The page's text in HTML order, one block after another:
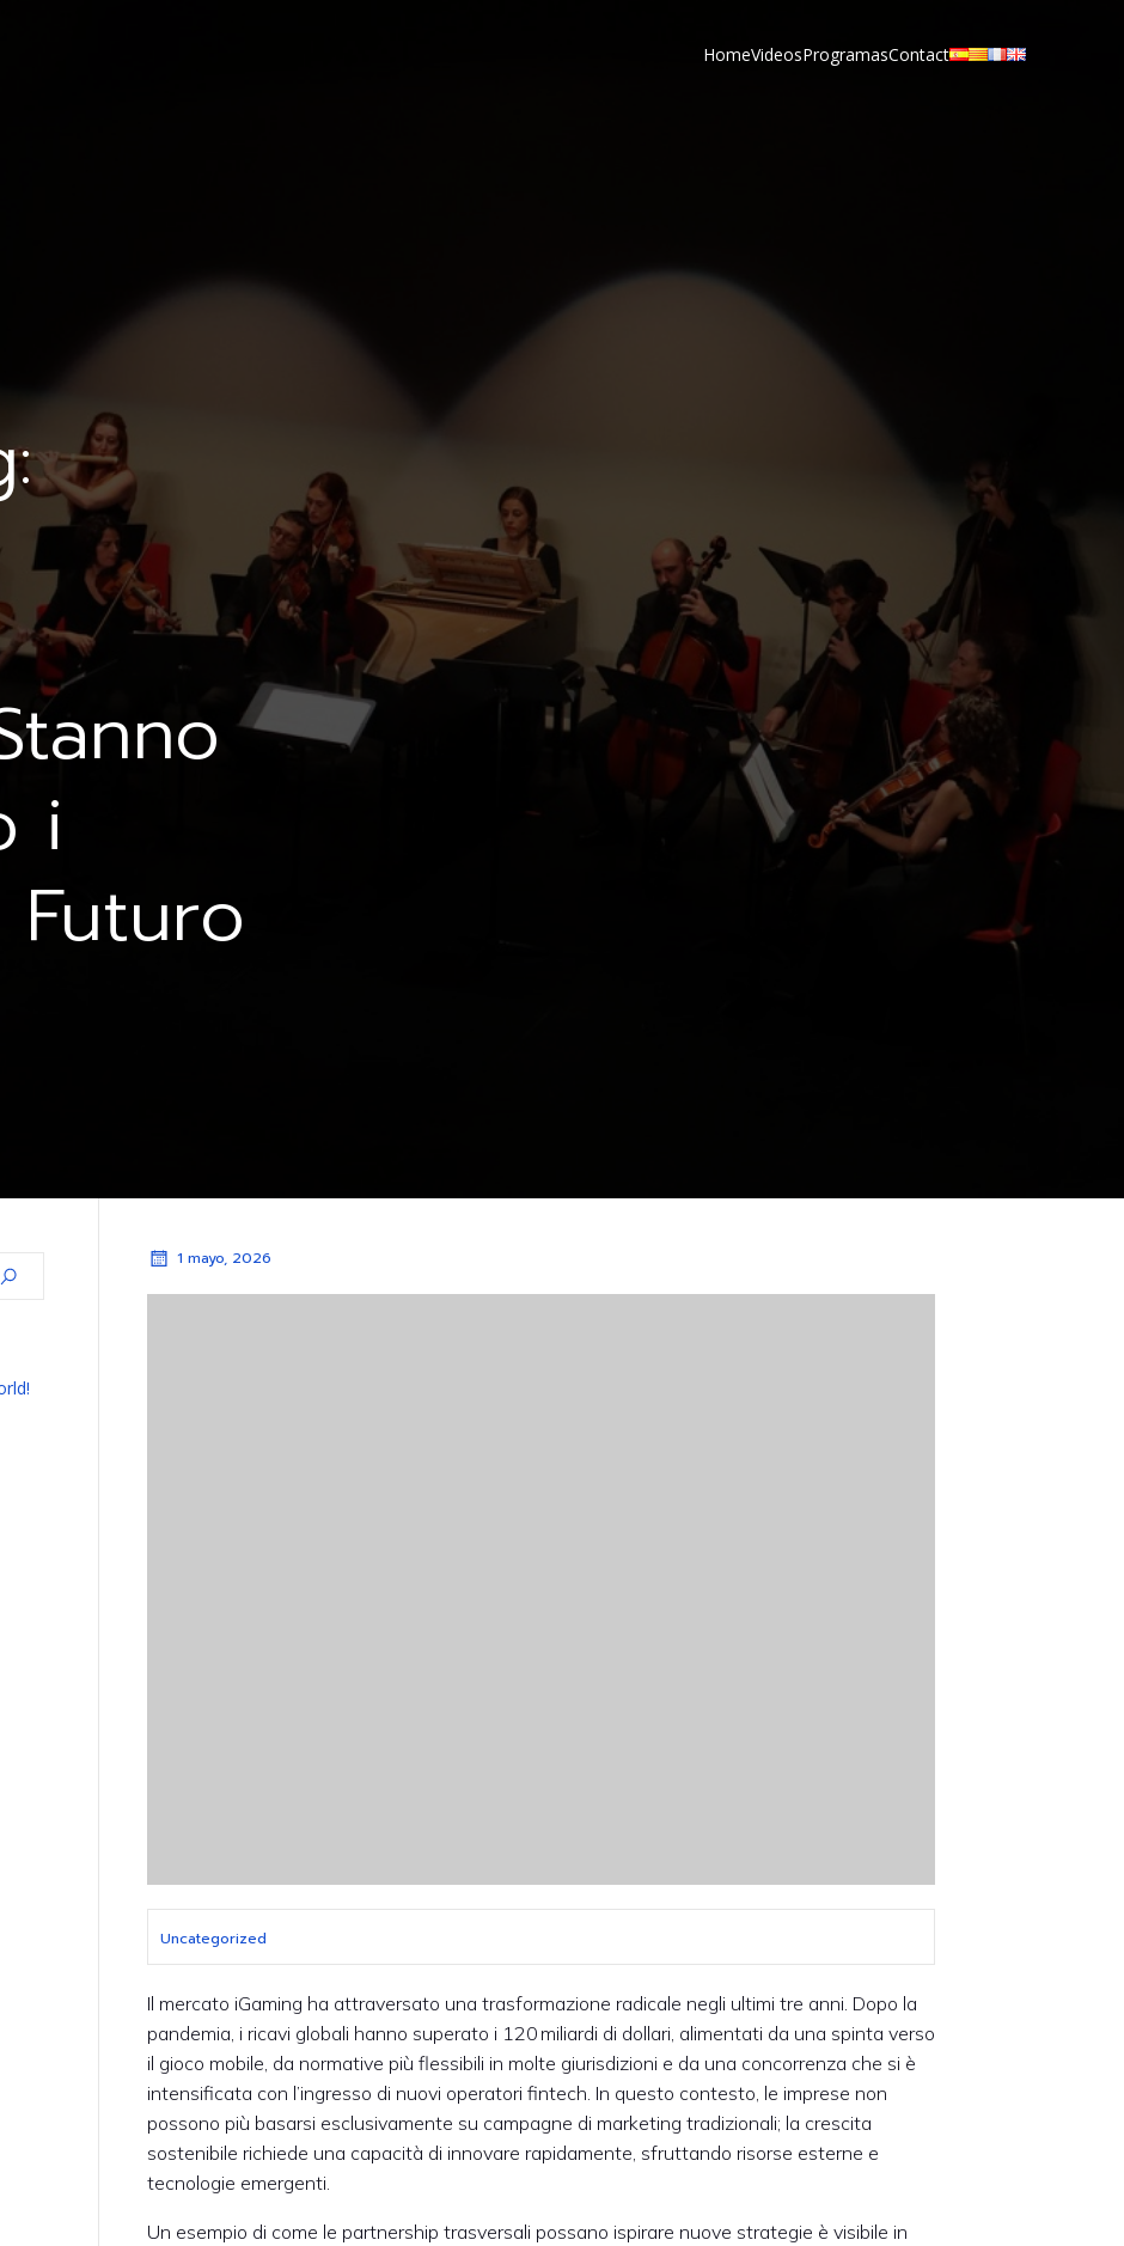
HomeVideosProgramasContact
i
1 mayo, 2026
Uncategorized
Il mercato iGaming ha attraversato una trasformazione radicale negli ultimi tre anni. Dopo la
pandemia, i ricavi globali hanno superato i 120 miliardi di dollari, alimentati da una spinta verso
il gioco mobile, da normative più flessibili in molte giurisdizioni e da una concorrenza che si è
intensificata con l’ingresso di nuovi operatori fintech. In questo contesto, le imprese non
possono più basarsi esclusivamente su campagne di marketing tradizionali; la crescita
sostenibile richiede una capacità di innovare rapidamente, sfruttando risorse esterne e
tecnologie emergenti.
Un esempio di come le partnership trasversali possano ispirare nuove strategie è visibile in